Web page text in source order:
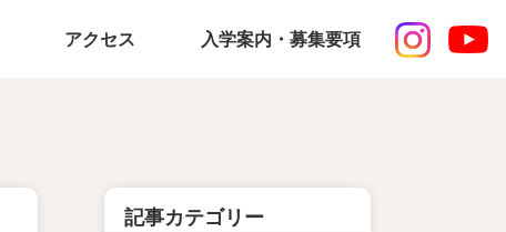
アクセス 入学案内・募集要項
記事カテゴリー